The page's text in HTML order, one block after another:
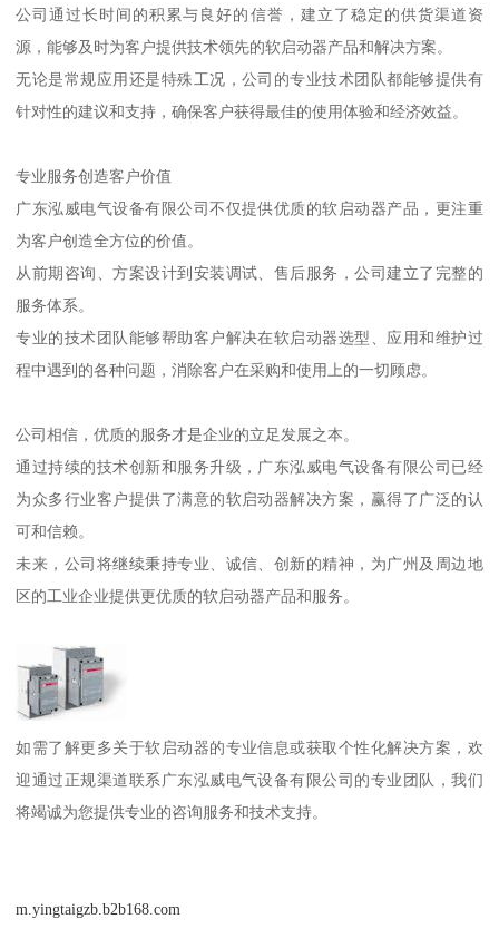
公司通过长时间的积累与良好的信誉，建立了稳定的供货渠道资
源，能够及时为客户提供技术领先的软启动器产品和解决方案。
无论是常规应用还是特殊工况，公司的专业技术团队都能够提供有
针对性的建议和支持，确保客户获得最佳的使用体验和经济效益。
专业服务创造客户价值
广东泓威电气设备有限公司不仅提供优质的软启动器产品，更注重
为客户创造全方位的价值。
从前期咨询、方案设计到安装调试、售后服务，公司建立了完整的
服务体系。
专业的技术团队能够帮助客户解决在软启动器选型、应用和维护过
程中遇到的各种问题，消除客户在采购和使用上的一切顾虑。
公司相信，优质的服务才是企业的立足发展之本。
通过持续的技术创新和服务升级，广东泓威电气设备有限公司已经
为众多行业客户提供了满意的软启动器解决方案，赢得了广泛的认
可和信赖。
未来，公司将继续秉持专业、诚信、创新的精神，为广州及周边地
区的工业企业提供更优质的软启动器产品和服务。
如需了解更多关于软启动器的专业信息或获取个性化解决方案，欢
迎通过正规渠道联系广东泓威电气设备有限公司的专业团队，我们
将竭诚为您提供专业的咨询服务和技术支持。
m.yingtaigzb.b2b168.com